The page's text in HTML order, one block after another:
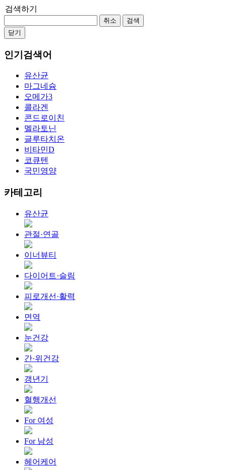
검색하기
취소
검색
닫기
인기검색어
유산균
마그네슘
오메가3
콜라겐
콘드로이친
멜라토닌
글루타치온
비타민D
코큐텐
국민영양
카테고리
유산균
관절·연골
이너뷰티
다이어트·슬림
피로개선·활력
면역
눈건강
간·위건강
갱년기
혈행개선
For 여성
For 남성
헤어케어